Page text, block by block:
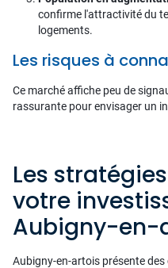
confirme l'attractivité du
logements.
Les risques à
Ce marché affiche peu de
rassurante pour envisager un
Les
votre
Aubigny-en-
Aubigny-en-artois présente